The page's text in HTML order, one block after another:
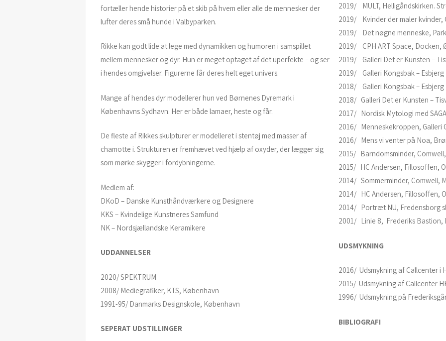
fortæller hende historier på et skib på hvem eller alle de mennesker der
lufter deres små hunde i Valbyparken.
Rikke kan godt lide at lege med dynamikken og humoren i samspillet
mellem mennesker og dyr. Hun er meget optaget af det uperfekte – og ser
i hendes omgivelser. Figurerne får deres helt eget univers.
Mange af hendes dyr modellerer hun ved Børnenes Dyremark i
Københavns Sydhavn. Her er både lamaer, heste og får.
De fleste af Rikkes skulpturer er modelleret i stentøj med masser af
chamotte i. Strukturen er fremhævet ved hjælp af oxyder, der lægger sig
som mørke skygger i fordybningerne.
Medlem af:
DKoD – Danske Kunsthåndværkere og Designere
KKS – Kvindelige Kunstneres Samfund
NK – Nordsjællandske Keramikere
UDDANNELSER
2020/ SPEKTRUM
2008/ Mediegrafiker, KTS, København
1991-95/ Danmarks Designskole, København
SEPERAT UDSTILLINGER
2019/ MULT, Helligåndskirken.
2019/ Kvinder der maler kvinder,
2019/ Det nøgne menneske,
2019/ CPH ART Space, Docken,
2019/ Galleri Det er Kunsten –
2019/ Galleri Kongsbak – Esbjerg
2018/ Galleri Kongsbak – Esbjerg
2018/ Galleri Det er Kunsten –
2017/ Nordisk Mytologi med
2016/ Menneskekroppen, Galleri
2016/ Mens vi venter på Noa,
2015/ Barndomsminder,
2015/ HC Andersen, Fillosoffen,
2014/ Sommerminder, Comwell,
2014/ HC Andersen, Fillosoffen,
2014/ Portræt NU, Fredensborg
2001/ Linie 8, Frederiks Bastion,
UDSMYKNING
2016/ Udsmykning af Callcenter i
2015/ Udsmykning af Callcenter
1996/ Udsmykning på
BIBLIOGRAFI